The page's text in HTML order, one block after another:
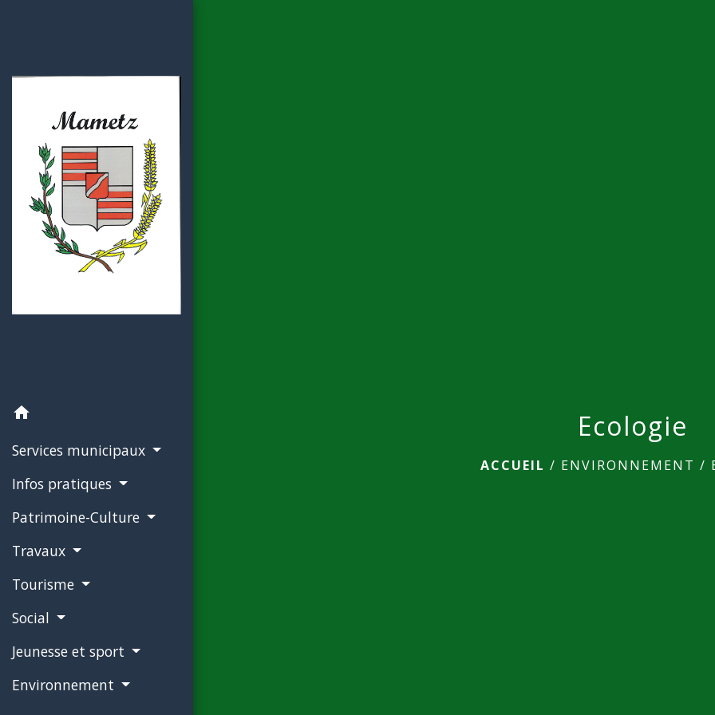
home
Services municipaux
Infos pratiques
Patrimoine-Culture
Travaux
Tourisme
Social
Jeunesse et sport
Environnement
Ecologie
ACCUEIL / ENVIRONNEMENT /